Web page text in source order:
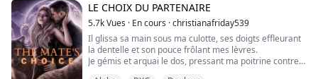
dominateur qui s'avère être l'un des hommes les plus
riches et influents du continent. Désespérée de tro...
LE CHOIX DU PARTENAIRE
5.7kVues · En cours ·christianafriday539
Il glissa sa main sous ma culotte, ses doigts effleurant
la dentelle et son pouce frôlant mes lèvres.
Je gémis et arquai le dos, pressant ma poitrine contre